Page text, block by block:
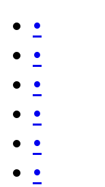
•
•
•
•
•
•